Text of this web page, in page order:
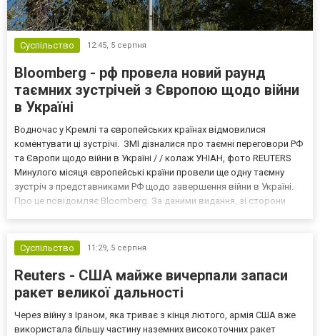
Суспільство 12:45, 5 серпня
Bloomberg - рф провела новий раунд
таємних зустрічей з Європою щодо війни
в Україні
Водночас у Кремлі та європейських країнах відмовилися
коментувати ці зустрічі. ЗМІ дізналися про таємні переговори РФ
та Європи щодо війни в Україні / / колаж УНІАН, фото REUTERS
Минулого місяця європейські країни провели ще одну таємну
зустріч з представниками РФ щодо завершення війни в Україні.
Про це повідомляє Bloomberg. За даними видання, зі сторони
Суспільство
11:29, 5 серпня
Reuters - США майже вичерпали запаси
ракет великої дальності
Через війну з Іраном, яка триває з кінця лютого, армія США вже
використала більшу частину наземних високоточних ракет